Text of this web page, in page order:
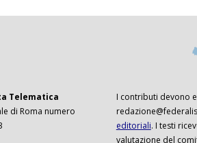
Telematica
di Roma numero
I contributi devono
editoriali. I testi
valutazione del